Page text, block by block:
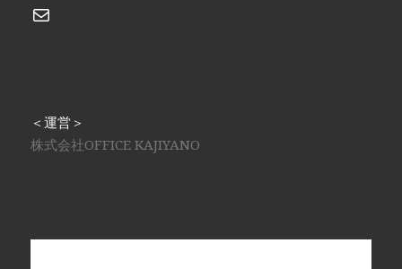
メール
＜運営＞
株式会社OFFICE KAJIYANO